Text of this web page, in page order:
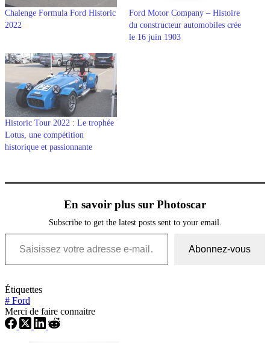
Chalenge Formula Ford Historic
2022
Ford Motor Company – Histoire
du constructeur automobiles crée
le 16 juin 1903
Historic Tour 2022 : Le trophée
Lotus, une compétition
historique et passionnante
En savoir plus sur Photoscar
Subscribe to get the latest posts sent to your email.
Saisissez votre adresse e-mail…
Abonnez-vous
Étiquettes
# Ford
Merci de faire connaitre